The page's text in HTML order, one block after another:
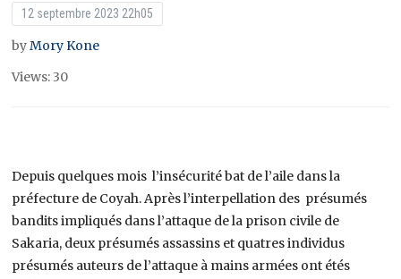
12 septembre 2023 22h05
byMory Kone
Views: 30
Depuis quelques mois l’insécurité bat de l’aile dans la
préfecture de Coyah. Après l’interpellation des présumés
bandits impliqués dans l’attaque de la prison civile de
Sakaria, deux présumés assassins et quatres individus
présumés auteurs de l’attaque à mains armées ont étés